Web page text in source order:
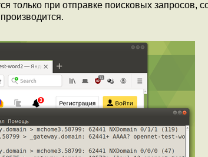
только при отправке поисковых запросов,